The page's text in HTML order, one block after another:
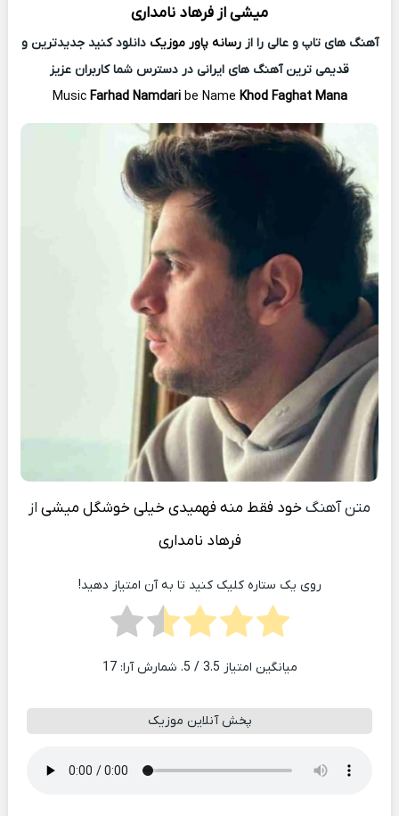
میشی ازفرهاد نامداری
آهنگ های تاپ و عالی را ازرسانه پاور موزیک دانلود کنید جدیدترین و
قدیمی ترین آهنگ های ایرانی در دسترس شما کاربران عزیز
MusicFarhad Namdari be Name Khod Faghat Mana
متن آهنگخود فقط منه فهمیدی خیلی خوشگل میشی از
فرهاد نامداری
روی یک ستاره کلیک کنید تا به آن امتیاز دهید!
میانگین امتیاز 3.5 / 5. شمارش آرا: 17
پخش آنلاین موزیک